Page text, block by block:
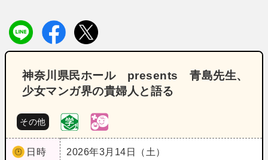
神奈川県民ホール presents 青島先生、
少女マンガ界の貴婦人と語る
その他
日時
2026年3月14日（土）